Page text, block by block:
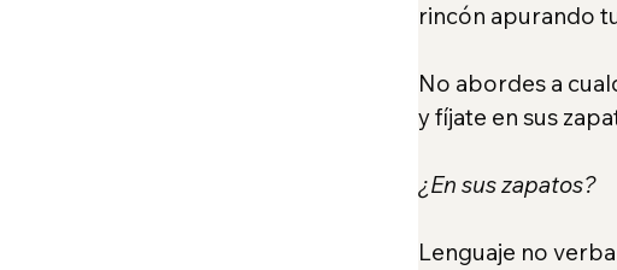
rincón apurando
No abordes a
y fíjate en sus
¿En sus zapatos?
Lenguaje no